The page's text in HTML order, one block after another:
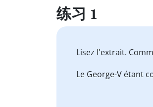
练习 1
Lisez l'extrait.
Le George-V étant